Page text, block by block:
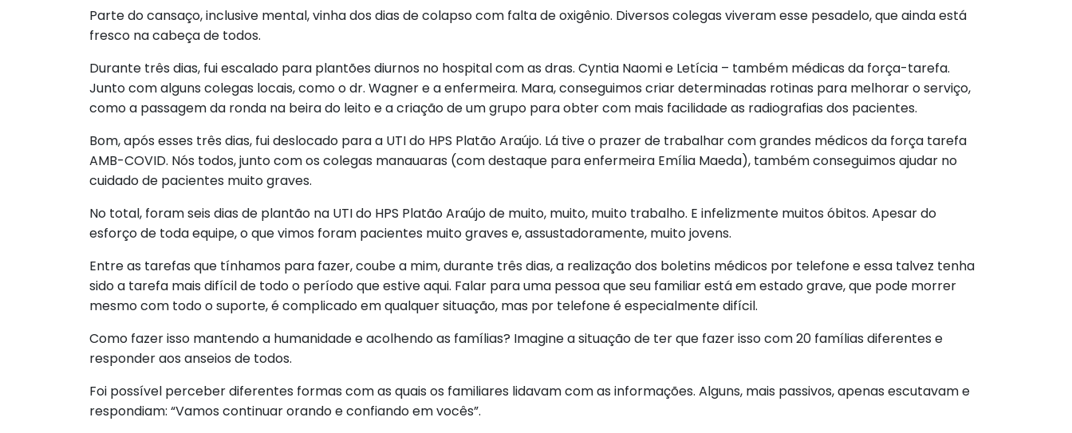
Parte do cansaço, inclusive mental, vinha dos dias de colapso com falta de oxigênio. Diversos colegas viveram esse pesadelo, que ainda está
fresco na cabeça de todos.
Durante três dias, fui escalado para plantões diurnos no hospital com as dras. Cyntia Naomi e Letícia – também médicas da força-tarefa.
Junto com alguns colegas locais, como o dr. Wagner e a enfermeira. Mara, conseguimos criar determinadas rotinas para melhorar o serviço,
como a passagem da ronda na beira do leito e a criação de um grupo para obter com mais facilidade as radiografias dos pacientes.
Bom, após esses três dias, fui deslocado para a UTI do HPS Platão Araújo. Lá tive o prazer de trabalhar com grandes médicos da força tarefa
AMB-COVID. Nós todos, junto com os colegas manauaras (com destaque para enfermeira Emília Maeda), também conseguimos ajudar no
cuidado de pacientes muito graves.
No total, foram seis dias de plantão na UTI do HPS Platão Araújo de muito, muito, muito trabalho. E infelizmente muitos óbitos. Apesar do
esforço de toda equipe, o que vimos foram pacientes muito graves e, assustadoramente, muito jovens.
Entre as tarefas que tínhamos para fazer, coube a mim, durante três dias, a realização dos boletins médicos por telefone e essa talvez tenha
sido a tarefa mais difícil de todo o período que estive aqui. Falar para uma pessoa que seu familiar está em estado grave, que pode morrer
mesmo com todo o suporte, é complicado em qualquer situação, mas por telefone é especialmente difícil.
Como fazer isso mantendo a humanidade e acolhendo as famílias? Imagine a situação de ter que fazer isso com 20 famílias diferentes e
responder aos anseios de todos.
Foi possível perceber diferentes formas com as quais os familiares lidavam com as informações. Alguns, mais passivos, apenas escutavam e
respondiam: “Vamos continuar orando e confiando em vocês”.